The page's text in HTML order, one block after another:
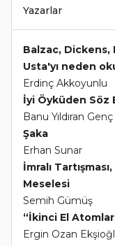
Yazarlar
Balzac, Dickens,
Usta'yı neden
Erdinç Akkoyunlu
İyi Öyküden
Banu Yıldıran Genç
Şaka
Erhan Sunar
İmralı
Meselesi
Semih Gümüş
“İkinci El
Ergin Ozan